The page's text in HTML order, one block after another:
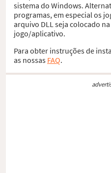
sistema do Windows.
programas, em especial os
arquivo DLL seja colocado
jogo/aplicativo.
Para obter instruções de
as nossas FAQ.